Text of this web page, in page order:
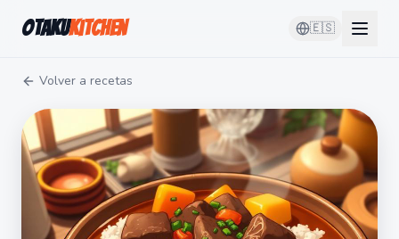
OtakuKitchen 🇪🇸
Volver a recetas